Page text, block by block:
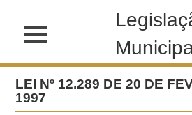
LEI Nº 12.289 DE 20 DE
1997